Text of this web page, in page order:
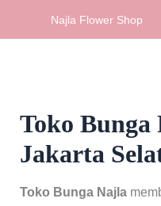
Najla Flower Shop
Toko Bunga
Jakarta
Toko Bunga Najla